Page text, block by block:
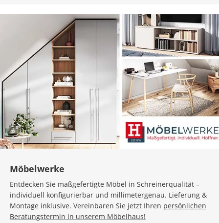
Möbelwerke
Entdecken Sie maßgefertigte Möbel in Schreinerqualität –
individuell konfigurierbar und millimetergenau. Lieferung &
Montage inklusive. Vereinbaren Sie jetzt Ihren persönlichen
Beratungstermin in unserem Möbelhaus!